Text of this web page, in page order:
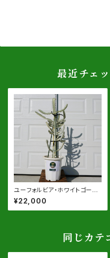
最近チェ
ユーフォルビア・ホワイトゴース
ト 10号鉢【同等品】
¥22,000
同じカテ